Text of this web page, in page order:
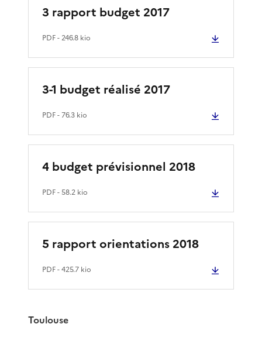
3 rapport budget 2017
PDF- 246.8 kio
3-1 budget réalisé 2017
PDF- 76.3 kio
4 budget prévisionnel 2018
PDF- 58.2 kio
5 rapport orientations 2018
PDF- 425.7 kio
Toulouse